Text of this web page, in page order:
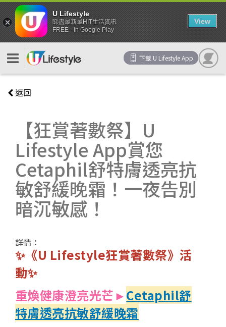
下載 U Lifestyle App
返回
【狂賞著數祭】U
Lifestyle App賞您
Cetaphil舒特膚透亮抗
敏舒緩晚霜！一夜告別
暗沉敏感！
詳情：
✨《U Lifestyle狂賞著數祭》活
動✨
重煥健康澄亮光芒►Cetaphil舒
特膚透亮抗敏舒緩晚霜
U Lifestyle
睇盡最新最HIT生活資訊
FREE - In Google Play
View